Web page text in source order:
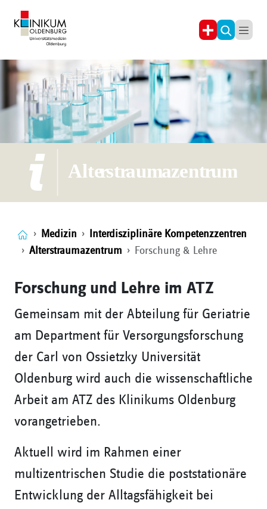
Medizin
Interdisziplinäre Kompetenzzentren
Alterstraumazentrum
Forschung & Lehre
Forschung und Lehre im ATZ
Gemeinsam mit der Abteilung für Geriatrie
am Department für Versorgungsforschung
der Carl von Ossietzky Universität
Oldenburg wird auch die wissenschaftliche
Arbeit am ATZ des Klinikums Oldenburg
vorangetrieben.
Aktuell wird im Rahmen einer
multizentrischen Studie die poststationäre
Entwicklung der Alltagsfähigkeit bei